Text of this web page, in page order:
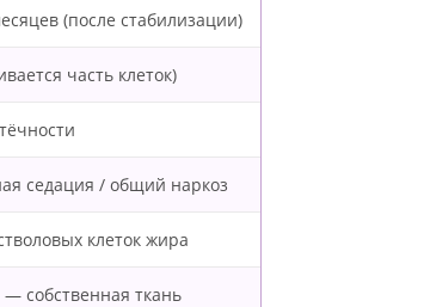
(после стабилизации)
часть клеток)
седация / общий наркоз
клеток жира
собственная ткань